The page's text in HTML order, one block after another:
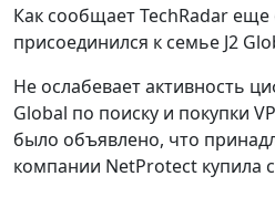
Как сообщает TechRadar еще
присоединился к семье J2
Не ослабевает активность
Global по поиску и покупки
было объявлено, что
компании NetProtect купила